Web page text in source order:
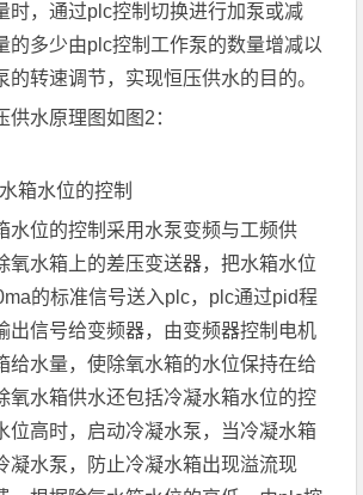
时，通过plc控制切换进行加泵或减
的多少由plc控制工作泵的数量增减以
的转速调节，实现恒压供水的目的。
水原理图如图2：
水位的控制
位的控制采用水泵变频与工频供
氧水箱上的差压变送器，把水箱水位
的标准信号送入plc，plc通过pid程
出信号给变频器，由变频器控制电机
给水量，使除氧水箱的水位保持在给
氧水箱供水还包括冷凝水箱水位的控
位高时，启动冷凝水泵，当冷凝水箱
凝水泵，防止冷凝水箱出现溢流现